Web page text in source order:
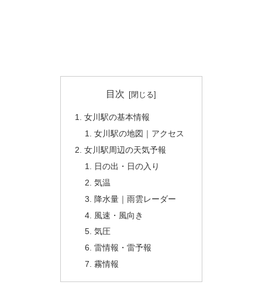
目次
女川駅の基本情報
女川駅の地図｜アクセス
女川駅周辺の天気予報
日の出・日の入り
気温
降水量｜雨雲レーダー
風速・風向き
気圧
雷情報・雷予報
霧情報